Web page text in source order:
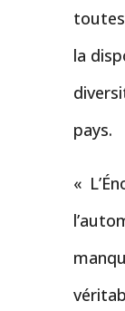
la
pays.
«